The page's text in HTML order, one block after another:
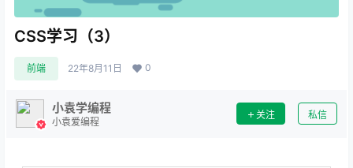
CSS学习（3）
前端 22年8月11日 0
小袁学编程
小袁爱编程
关注 私信